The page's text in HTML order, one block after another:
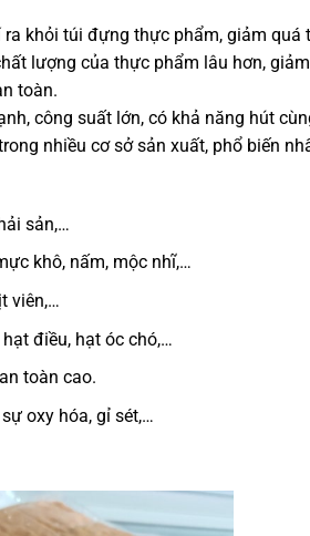
khỏi túi đựng thực phẩm, giảm quá
lượng của thực phẩm lâu hơn,
toàn.
công suất lớn, có khả năng hút
nhiều cơ sở sản xuất, phổ biến
sản,…
khô, nấm, mộc nhĩ,…
viên,…
điều, hạt óc chó,…
toàn cao.
oxy hóa, gỉ sét,…